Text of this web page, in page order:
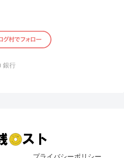
銀行
プライバシーポリシー